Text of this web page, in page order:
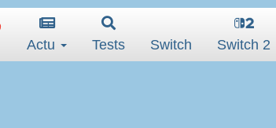
Actu Tests Switch Switch 2